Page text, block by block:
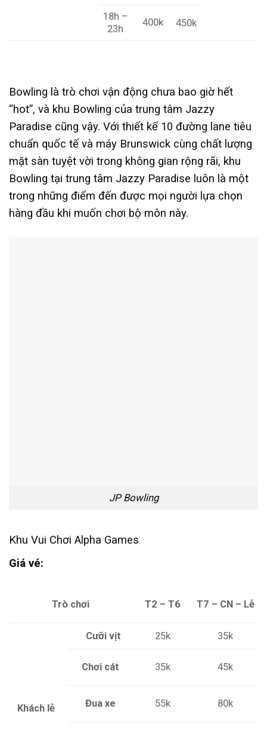
18h –
23h
400k 450k
Bowling là trò chơi vận động chưa bao giờ hết
“hot”, và khu Bowling của trung tâm Jazzy
Paradise cũng vậy. Với thiết kế 10 đường lane tiêu
chuẩn quốc tế và máy Brunswick cùng chất lượng
mặt sàn tuyệt vời trong không gian rộng rãi, khu
Bowling tại trung tâm Jazzy Paradise luôn là một
trong những điểm đến được mọi người lựa chọn
hàng đầu khi muốn chơi bộ môn này.
JP Bowling
Khu Vui Chơi Alpha Games
Giá vé:
Trò chơi T2 – T6 T7 – CN – Lễ
Khách lẻ
Cưỡi vịt 25k 35k
Chơi cát 35k 45k
Đua xe 55k 80k